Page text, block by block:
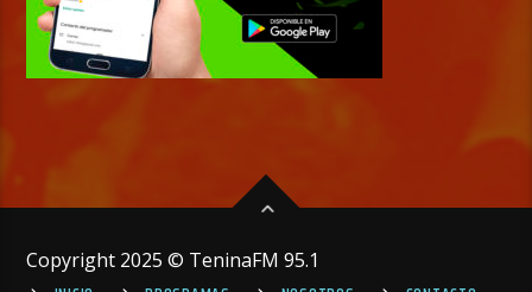
Copyright 2025 © TeninaFM 95.1